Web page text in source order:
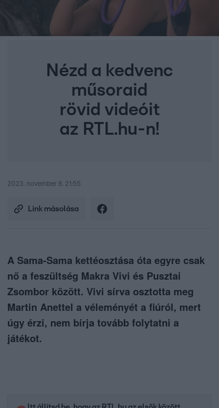
Nézd a kedvenc
műsoraid
rövid videóit
az RTL.hu-n!
2023. november 8. 21:55
Link másolása
A Sama-Sama kettéosztása óta egyre csak
nő a feszültség Makra Vivi és Pusztai
Zsombor között. Vivi sírva osztotta meg
Martin Anettel a véleményét a fiúról, mert
úgy érzi, nem bírja tovább folytatni a
játékot.